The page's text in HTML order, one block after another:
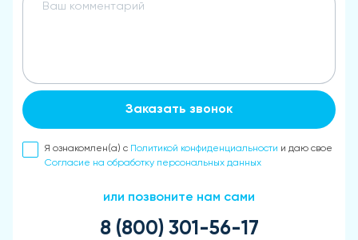
Заказать звонок
Я ознакомлен(а) с Политикой конфиденциальности и даю свое
Согласие на обработку персональных данных
или позвоните нам сами
8 (800) 301-56-17